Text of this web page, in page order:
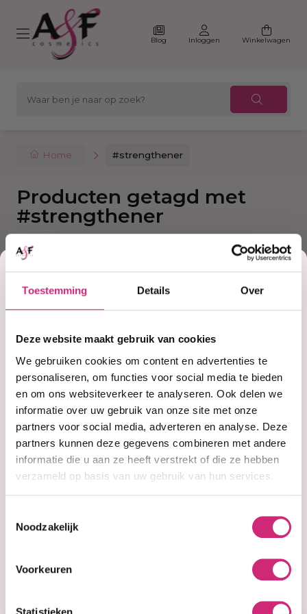
Toestemming Details Over
Deze website maakt gebruik van cookies
We gebruiken cookies om content en advertenties te
personaliseren, om functies voor social media te bieden
en om ons websiteverkeer te analyseren. Ook delen we
informatie over uw gebruik van onze site met onze
partners voor social media, adverteren en analyse. Deze
partners kunnen deze gegevens combineren met andere
informatie die u aan ze heeft verstrekt of die ze hebben
verzameld op basis van uw gebruik van hun services.
Noodzakelijk
Voorkeuren
Blog Inloggen Winkelwagen
Home #strengthener
Producten getagd met
#strengthener
Sorteer
Niet op voorraad
Mega Growth
Korting
op je
eerste
bestelling